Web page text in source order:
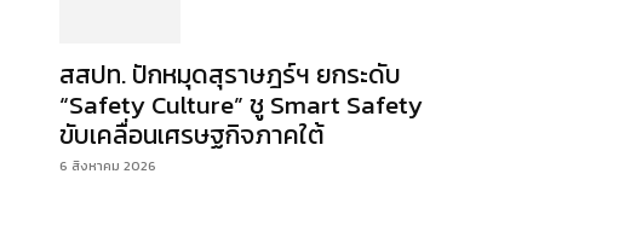
สสปท. ปักหมุดสุราษฎร์ฯ ยกระดับ
“Safety Culture” ชู Smart Safety
ขับเคลื่อนเศรษฐกิจภาคใต้
6 สิงหาคม 2026